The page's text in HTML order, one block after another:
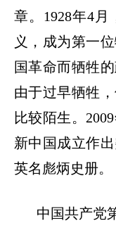
章。 1928年4 月
义，成为第一
国革命而牺牲
由于过早牺牲
比较陌生。 2009
新中国成立作
英名彪炳史册。
中国共产党